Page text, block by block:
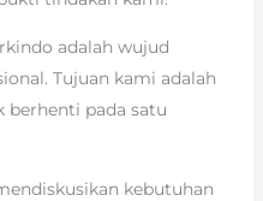
adalah wujud
Tujuan kami adalah
berhenti pada satu
kebutuhan